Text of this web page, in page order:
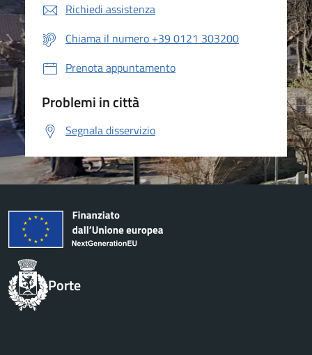
Richiedi assistenza
Chiama il numero +39 0121 303200
Prenota appuntamento
Problemi in città
Segnala disservizio
Porte